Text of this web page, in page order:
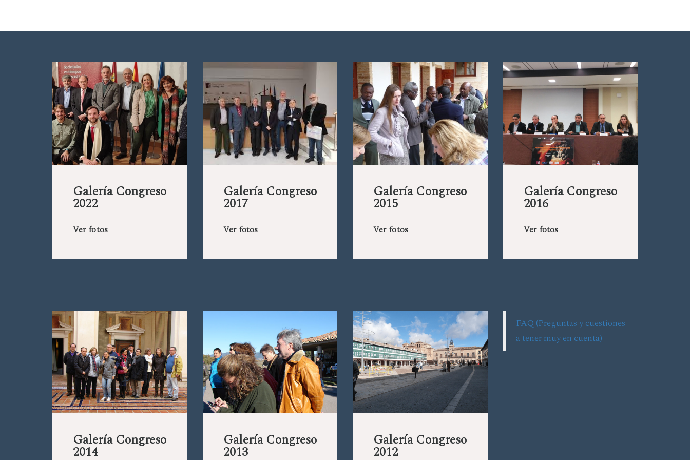
Galería Congreso
2022
Ver fotos
Galería Congreso
2017
Ver fotos
Galería Congreso
2015
Ver fotos
Galería Congreso
2016
Ver fotos
Galería Congreso
2014
Galería Congreso
2013
Galería Congreso
2012
FAQ (Preguntas y cuestiones
a tener muy en cuenta)